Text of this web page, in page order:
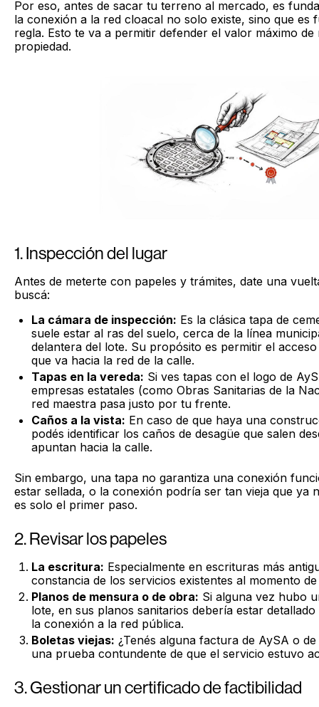
Por eso, antes de sacar tu terreno al mercado, es
la conexión a la red cloacal no solo existe, sino que es
regla. Esto te va a permitir defender el valor máximo de
propiedad.
1. Inspección del lugar
Antes de meterte con papeles y trámites, date una
buscá:
La cámara de inspección: Es la clásica tapa de
suele estar al ras del suelo, cerca de la línea
delantera del lote. Su propósito es permitir el
que va hacia la red de la calle.
Tapas en la vereda: Si ves tapas con el logo de
empresas estatales (como Obras Sanitarias de la
red maestra pasa justo por tu frente.
Caños a la vista: En caso de que haya una
podés identificar los caños de desagüe que salen
apuntan hacia la calle.
Sin embargo, una tapa no garantiza una conexión
estar sellada, o la conexión podría ser tan vieja que ya
es solo el primer paso.
2. Revisar los papeles
La escritura: Especialmente en escrituras más
constancia de los servicios existentes al momento
Planos de mensura o de obra: Si alguna vez hubo
lote, en sus planos sanitarios debería estar
la conexión a la red pública.
Boletas viejas: ¿Tenés alguna factura de AySA o
una prueba contundente de que el servicio estuvo
3. Gestionar un certificado de factibilidad